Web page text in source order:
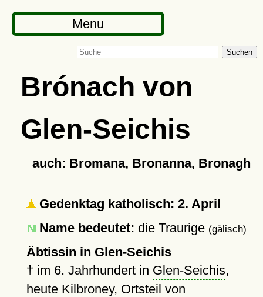
Menu
Suchen
Brónach von
Glen-Seichis
auch: Bromana, Bronanna, Bronagh
Gedenktag katholisch: 2. April
Name bedeutet: die Traurige (gälisch)
Äbtissin in Glen-Seichis
† im 6. Jahrhundert in Glen-Seichis,
heute Kilbroney, Ortsteil von